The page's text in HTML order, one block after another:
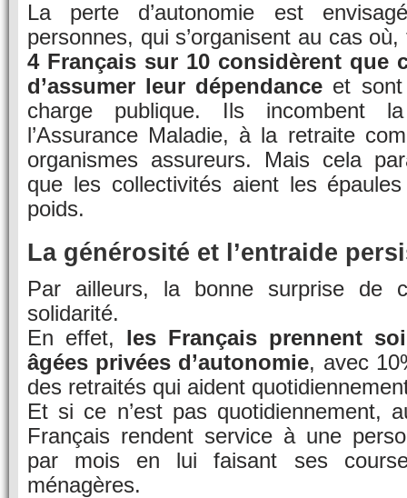
La perte d’autonomie est
personnes, qui s’organisent au cas
4 Français sur 10 considèrent que
d’assumer leur dépendance et
charge publique. Ils incombent
l’Assurance Maladie, à la retraite
organismes assureurs. Mais cela
que les collectivités aient les
poids.
La générosité et l’entraide
Par ailleurs, la bonne surprise de
solidarité.
En effet, les Français prennent
âgées privées d’autonomie, avec
des retraités qui aident
Et si ce n’est pas quotidiennement,
Français rendent service à une
par mois en lui faisant ses
ménagères.